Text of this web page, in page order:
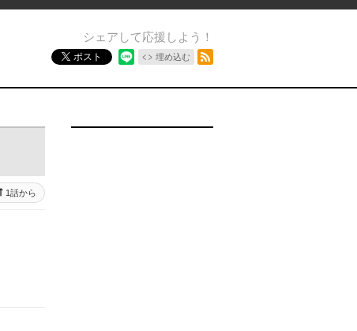
シェアして応援しよう！
ポスト 埋め込む
1話から